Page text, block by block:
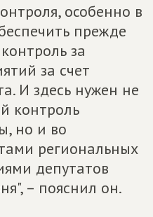
особенно в
прежде
за
за счет
И здесь нужен не
контроль
но и во
региональных
депутатов
– пояснил он.